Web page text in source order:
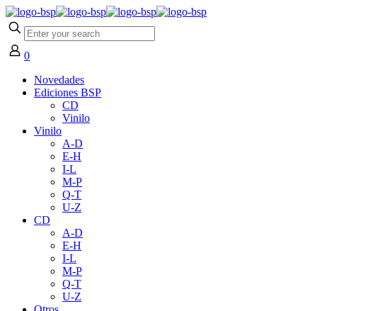
0
Novedades
Ediciones BSP
CD
Vinilo
Vinilo
A-D
E-H
I-L
M-P
Q-T
U-Z
CD
A-D
E-H
I-L
M-P
Q-T
U-Z